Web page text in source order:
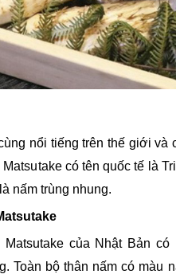
nổi tiếng trên thế giới và
có tên quốc tế là
nấm trùng nhung.
của Nhật Bản có
Toàn bộ thân nấm có màu